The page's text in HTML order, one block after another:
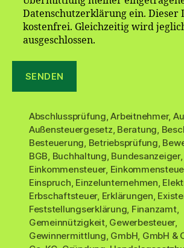
Datenschutzerklärung ein. Dieser
kostenfrei. Gleichzeitig wird
ausgeschlossen.
Abschlussprüfung,Arbeitnehmer,
Außensteuergesetz, Beratung,
Besteuerung, Betriebsprüfung,
BGB, Buchhaltung, Bundesanzeiger,
Einkommensteuer,
Einspruch, Einzelunternehmen,
Erbschaftsteuer, Erklärungen,
Feststellungserklärung, Finanzamt,
Gemeinnützigkeit, Gewerbesteuer,
Gewinnermittlung, GmbH, GmbH &